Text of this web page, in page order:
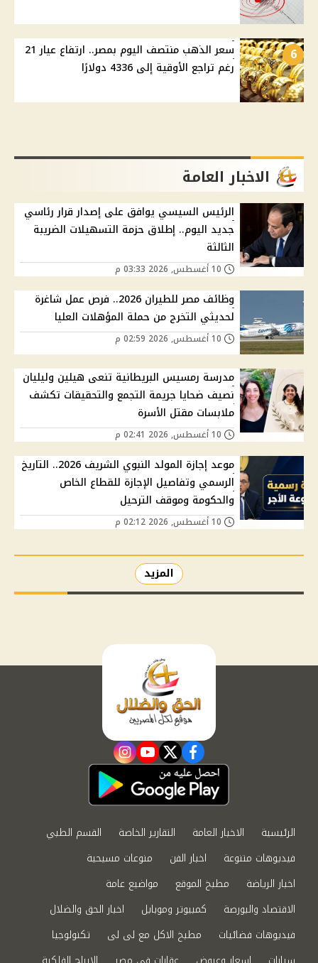
6
سعر الذهب منتصف اليوم بمصر.. ارتفاع عيار 21
رغم تراجع الأوقية إلى 4336 دولارًا
الاخبار العامة
الرئيس السيسي يوافق على إصدار قرار رئاسي
جديد اليوم.. إطلاق حزمة التسهيلات الضريبة
الثالثة
وظائف مصر للطيران 2026.. فرص عمل شاغرة
لحديثي التخرج من حملة المؤهلات العليا
مدرسة رمسيس البريطانية تنعى هيلين وليليان
نصيف ضحايا جريمة التجمع والتحقيقات تكشف
ملابسات مقتل الأسرة
موعد إجازة المولد النبوي الشريف 2026.. التاريخ
الرسمي وتفاصيل الإجازة للقطاع الخاص
والحكومة وموقف الترحيل
المزيد
facebook
twitter
youtube
instagram
الرئيسية الاخبار العامة التقارير الخاصة
القسم الطبي
فيديوهات متنوعة
اخبار الفن
منوعات مسيحية
اخبار الرياضة
مطبخ الموقع
مواضيع عامة
الاقتصاد والبورصة
كمبيوتر وموبايل
اخبار الحق والضلال
فيديوهات فضائيات
مطبخ الاكل مع لى لى
تكنولوجيا